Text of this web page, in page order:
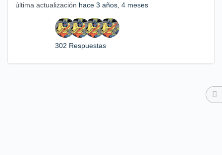
última actualización hace 3 años, 4 meses
302 Respuestas